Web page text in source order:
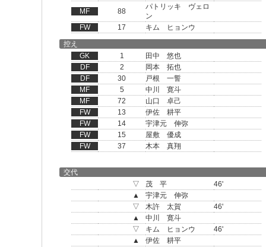
MF
88
パトリッキ ヴェロ
ン
FW
17
キム ヒョンウ
控え
GK
1
田中 悠也
DF
2
岡本 拓也
DF
30
戸根 一誓
MF
5
中川 寛斗
MF
72
山口 卓己
FW
13
伊佐 耕平
FW
14
宇津元 伸弥
FW
15
屋敷 優成
FW
37 木本 真翔
交代
▽
茂 平
46'
▲
宇津元 伸弥
▽
木許 太賀
46'
▲
中川 寛斗
▽
キム ヒョンウ
46'
▲
伊佐 耕平